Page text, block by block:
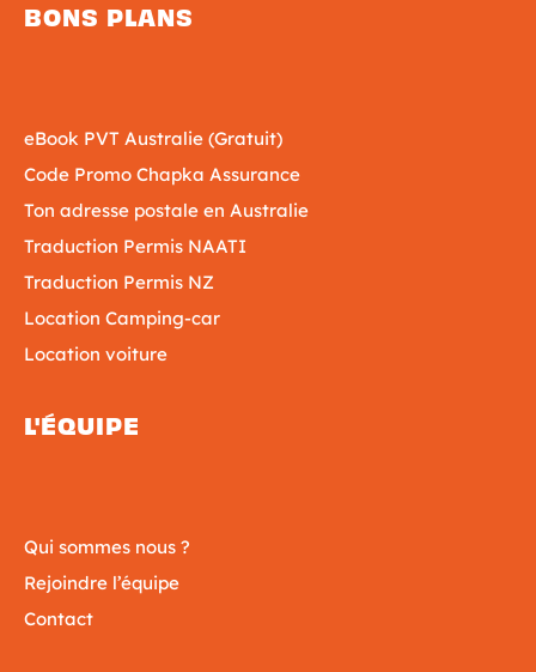
BONS PLANS
eBook PVT Australie (Gratuit)
Code Promo Chapka Assurance
Ton adresse postale en Australie
Traduction Permis NAATI
Traduction Permis NZ
Location Camping-car
Location voiture
L'ÉQUIPE
Qui sommes nous ?
Rejoindre l’équipe
Contact